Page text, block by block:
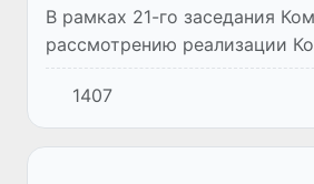
В рамках 21-го заседания
рассмотрению реализации
по опустыниванию (CRIC-21)
встреча первого
экологии, охраны
1407